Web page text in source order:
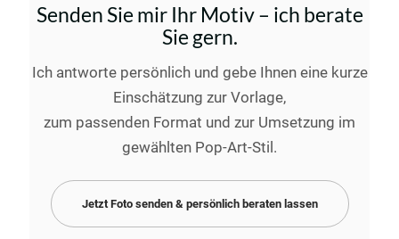
Senden Sie mir Ihr Motiv – ich berate
Sie gern.
Ich antworte persönlich und gebe Ihnen eine kurze
Einschätzung zur Vorlage,
zum passenden Format und zur Umsetzung im
gewählten Pop-Art-Stil.
Jetzt Foto senden & persönlich beraten lassen